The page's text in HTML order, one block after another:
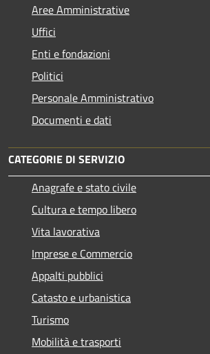
Aree Amministrative
Uffici
Enti e fondazioni
Politici
Personale Amministrativo
Documenti e dati
CATEGORIE DI SERVIZIO
Anagrafe e stato civile
Cultura e tempo libero
Vita lavorativa
Imprese e Commercio
Appalti pubblici
Catasto e urbanistica
Turismo
Mobilità e trasporti